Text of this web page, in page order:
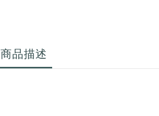
商品描述